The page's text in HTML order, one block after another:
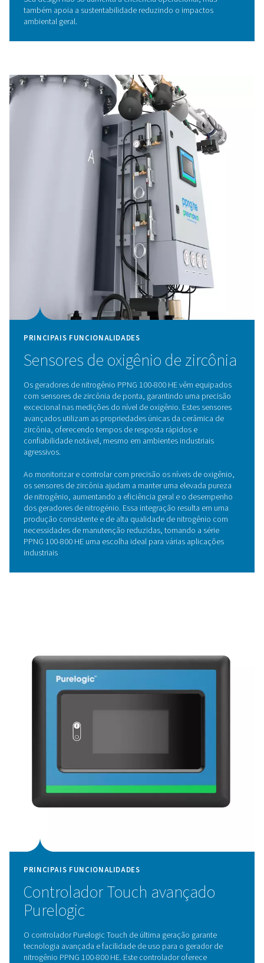
PRINCIPAIS FUNCIONALIDADES
Ciclo PSA inovador e CMS
eficiência
O inovador ciclo PSA do PPNG HE, combinado com
moleculares de carbono (CMS) de alta qualidade,
a melhor eficiência da sua classe, reduzindo
os custos de energia, mantendo as emissões baixas.
Este sistema avançado foi concebido para otimizar o
desempenho, garantindo que cada unidade de energia
utilizada de forma eficaz. Além disso, a função
desempenha um papel crucial na minimização do
de energia, eliminando perdas de espera, garantindo
nenhum ar ou energia seja consumido
Seu design não só aumenta a eficiência operacional,
também apoia a sustentabilidade reduzindo o
ambiental geral.
PRINCIPAIS FUNCIONALIDADES